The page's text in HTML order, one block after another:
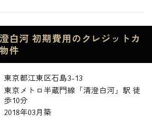
白河 初期費用のクレジットカ
件
東京都江東区石島3-13
東京メトロ半蔵門線「清澄白河」駅 徒
歩10分
2018年03月築